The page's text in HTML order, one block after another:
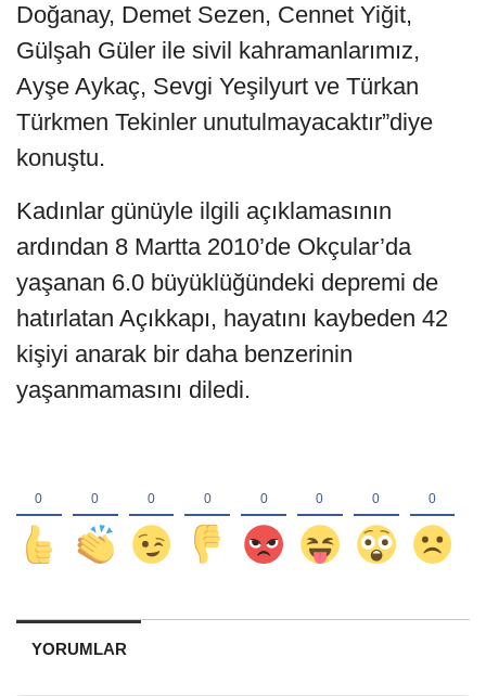
Doğanay, Demet Sezen, Cennet Yiğit,
Gülşah Güler ile sivil kahramanlarımız,
Ayşe Aykaç, Sevgi Yeşilyurt ve Türkan
Türkmen Tekinler unutulmayacaktır”diye
konuştu.
Kadınlar günüyle ilgili açıklamasının
ardından 8 Martta 2010’de Okçular’da
yaşanan 6.0 büyüklüğündeki depremi de
hatırlatan Açıkkapı, hayatını kaybeden 42
kişiyi anarak bir daha benzerinin
yaşanmamasını diledi.
YORUMLAR